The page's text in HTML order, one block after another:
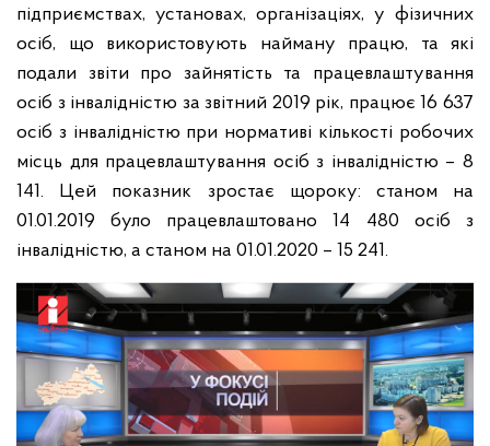
підприємствах, установах, організаціях, у фізичних
осіб, що використовують найману працю, та які
подали звіти про зайнятість та працевлаштування
осіб з інвалідністю за звітний 2019 рік, працює 16 637
осіб з інвалідністю при нормативі кількості робочих
місць для працевлаштування осіб з інвалідністю – 8
141. Цей показник зростає щороку: станом на
01.01.2019 було працевлаштовано 14 480 осіб з
інвалідністю, а станом на 01.01.2020 – 15 241.